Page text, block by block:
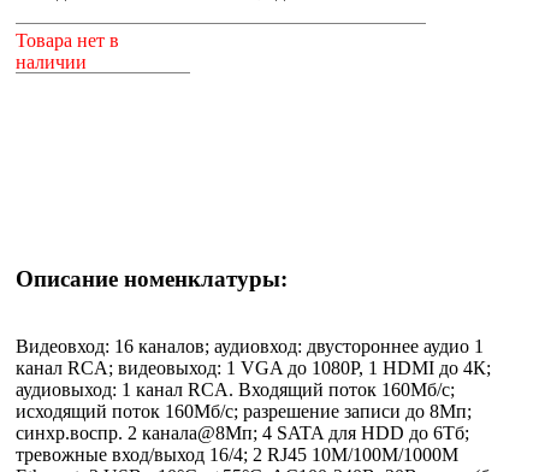
Товара нет в
наличии
Описание номенклатуры:
Видеовход: 16 каналов; аудиовход: двустороннее аудио 1
канал RCA; видеовыход: 1 VGA до 1080Р, 1 HDMI до 4К;
аудиовыход: 1 канал RCA. Входящий поток 160Мб/с;
исходящий поток 160Мб/с; разрешение записи до 8Мп;
синхр.воспр. 2 канала@8Мп; 4 SATA для HDD до 6Тб;
тревожные вход/выход 16/4; 2 RJ45 10M/100M/1000М